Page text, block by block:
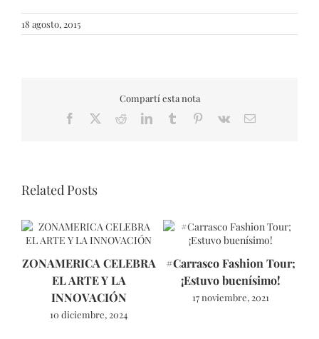
18 agosto, 2015
Compartí esta nota
Facebook RedditLinkedInTumblr Pinterest
Vk Email
Related Posts
ZONAMERICA CELEBRA
EL ARTE Y LA
INNOVACIÓN
10 diciembre, 2024
#Carrasco Fashion Tour;
¡Estuvo buenísimo!
17 noviembre, 2021